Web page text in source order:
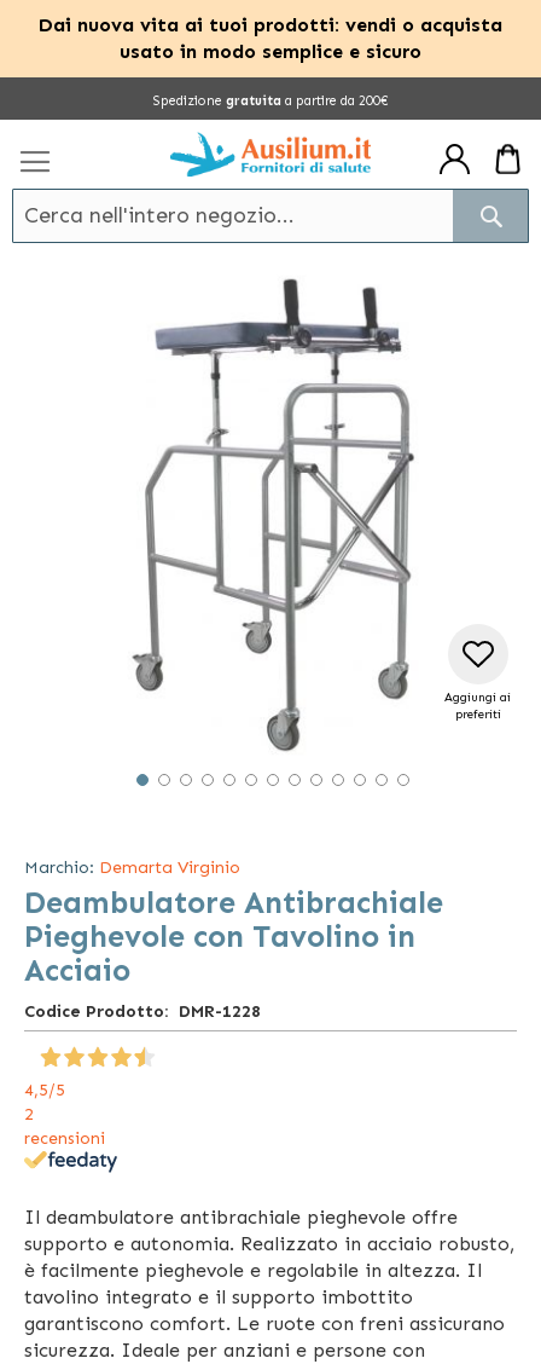
Dai nuova vita ai tuoi prodotti: vendi o acquista
usato in modo semplice e sicuro
Spedizione gratuita a partire da 200€
galleria
di
immagini
Aggiungi ai
preferiti
Marchio: Demarta Virginio
Deambulatore Antibrachiale
Pieghevole con Tavolino in
Acciaio
Codice Prodotto DMR-1228
4,5/5
2
recensioni
Il deambulatore antibrachiale pieghevole offre
supporto e autonomia. Realizzato in acciaio robusto,
è facilmente pieghevole e regolabile in altezza. Il
tavolino integrato e il supporto imbottito
garantiscono comfort. Le ruote con freni assicurano
sicurezza. Ideale per anziani e persone con